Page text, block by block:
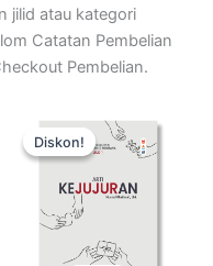
jilid atau kategori
Catatan Pembelian
Pembelian.
Diskon!
Diskon!
Harga
aslinya
Rp50.000.
Harga
saat